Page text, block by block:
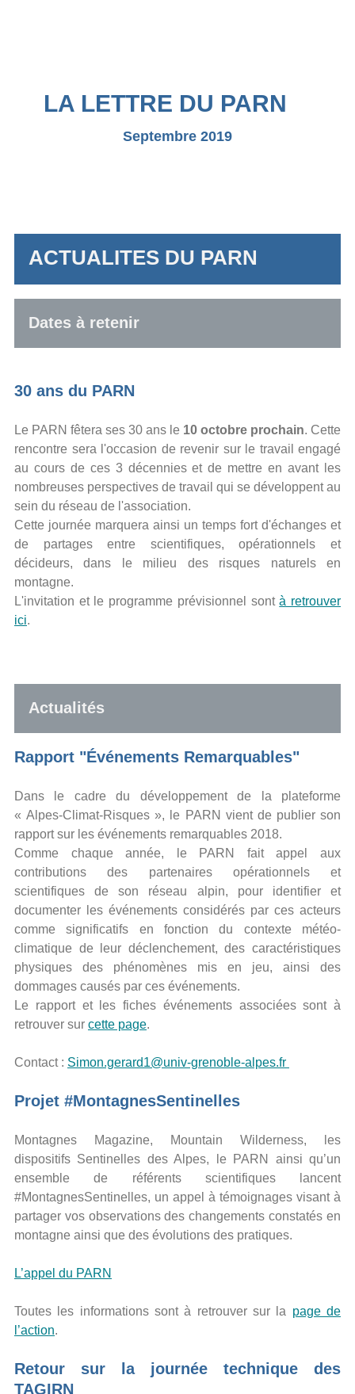
LA LETTRE DU PARN
Septembre 2019
ACTUALITES DU PARN
Dates à retenir
30 ans du PARN
Le PARN fêtera ses 30 ans le 10 octobre prochain. Cette
rencontre sera l'occasion de revenir sur le travail engagé
au cours de ces 3 décennies et de mettre en avant les
nombreuses perspectives de travail qui se développent au
sein du réseau de l'association.
Cette journée marquera ainsi un temps fort d'échanges et
de partages entre scientifiques, opérationnels et
décideurs, dans le milieu des risques naturels en
montagne.
L'invitation et le programme prévisionnel sontà retrouver
ici.
Actualités
Rapport "Événements Remarquables"
Dans le cadre du développement de la plateforme
« Alpes-Climat-Risques », le PARN vient de publier son
rapport sur les événements remarquables 2018.
Comme chaque année, le PARN fait appel aux
contributions des partenaires opérationnels et
scientifiques de son réseau alpin, pour identifier et
documenter les événements considérés par ces acteurs
comme significatifs en fonction du contexte météo-
climatique de leur déclenchement, des caractéristiques
physiques des phénomènes mis en jeu, ainsi des
dommages causés par ces événements.
Le rapport et les fiches événements associées sont à
retrouver sur cette page.
Contact : Simon.gerard1@univ-grenoble-alpes.fr
Projet #MontagnesSentinelles
Montagnes Magazine, Mountain Wilderness, les
dispositifs Sentinelles des Alpes, le PARN ainsi qu’un
ensemble de référents scientifiques lancent
#MontagnesSentinelles, un appel à témoignages visant à
partager vos observations des changements constatés en
montagne ainsi que des évolutions des pratiques.
L’appel du PARN
Toutes les informations sont à retrouver sur la page de
l’action.
Retour sur la journée technique des
TAGIRN